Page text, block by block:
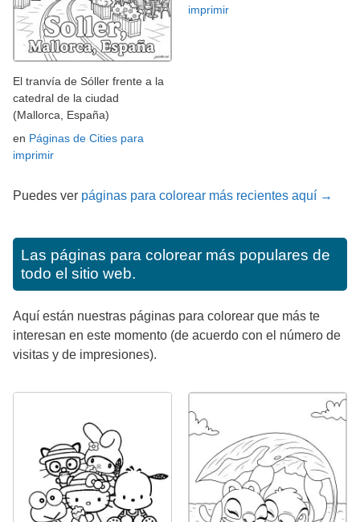
El tranvía de Sóller frente a la
catedral de la ciudad
(Mallorca, España)
en Páginas de Cities para
imprimir
imprimir
Puedes ver páginas para colorear más recientes aquí →
Las páginas para colorear más populares de
todo el sitio web.
Aquí están nuestras páginas para colorear que más te
interesan en este momento (de acuerdo con el número de
visitas y de impresiones).